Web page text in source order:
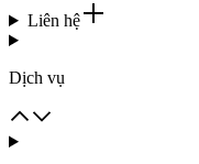
Liên hệ
Dịch vụ